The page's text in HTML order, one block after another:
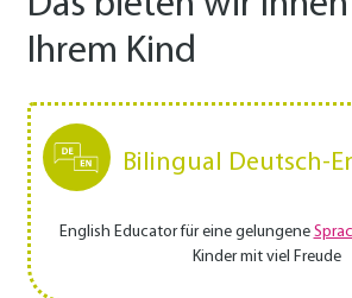
Ihrem Kind
Bilingual Deutsch-
English Educator für eine gelungene
Kinder mit viel Freude